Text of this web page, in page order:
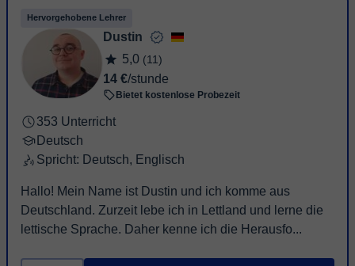
Hervorgehobene Lehrer
Dustin
5,0 (11)
14 €/stunde
Bietet kostenlose Probezeit
353 Unterricht
Deutsch
Spricht: Deutsch, Englisch
Hallo! Mein Name ist Dustin und ich komme aus
Deutschland. Zurzeit lebe ich in Lettland und lerne die
lettische Sprache. Daher kenne ich die Herausfo...